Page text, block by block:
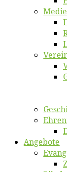
An­ge­bo­te